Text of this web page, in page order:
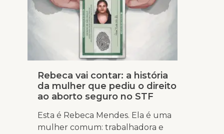
Rebeca vai contar: a história
da mulher que pediu o direito
ao aborto seguro no STF
Esta é Rebeca Mendes. Ela é uma
mulher comum: trabalhadora e